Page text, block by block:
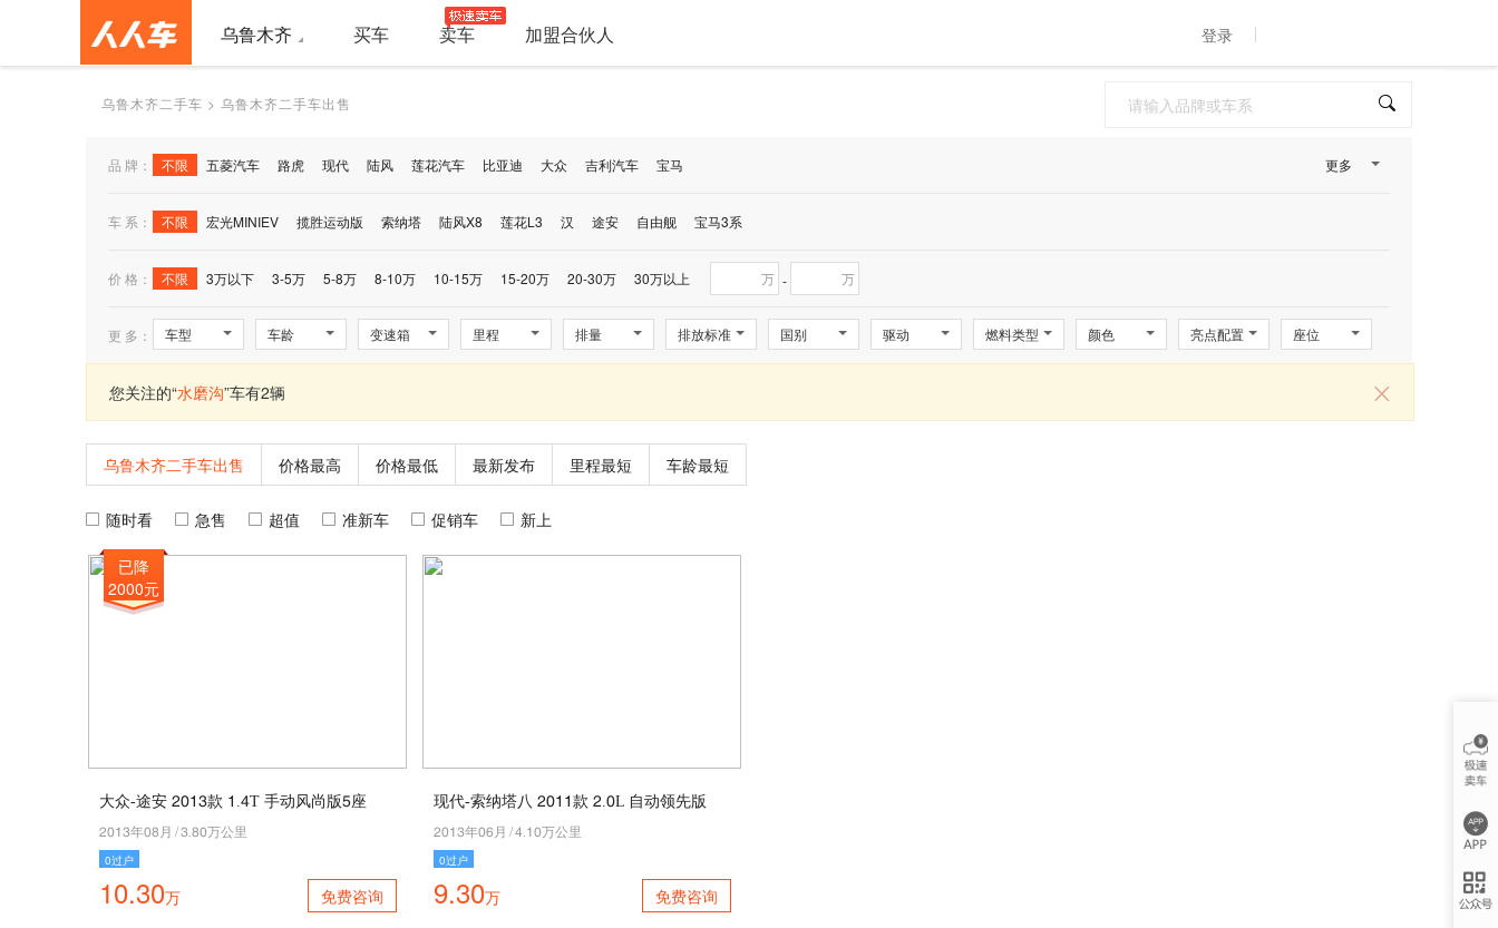
乌鲁木齐 买车 卖车 加盟合伙人 登录
乌鲁木齐二手车 > 乌鲁木齐二手车出售
品 牌： 不限 五菱汽车 路虎 现代 陆风 莲花汽车 比亚迪 大众 吉利汽车 宝马 更多
车 系： 不限 宏光MINIEV 揽胜运动版 索纳塔 陆风X8 莲花L3 汉 途安 自由舰 宝马3系
价 格： 不限 3万以下 3-5万 5-8万 8-10万 10-15万 15-20万 20-30万 30万以上 万 - 万
更 多： 车型 车龄 变速箱 里程 排量 排放标准 国别 驱动 燃料类型 颜色 亮点配置 座位
您关注的“水磨沟”车有2辆 
乌鲁木齐二手车出售 价格最高 价格最低 最新发布 里程最短 车龄最短
随时看 急售 超值 准新车 促销车 新上
已降
2000元
大众-途安 5043款 4.7T 手动风尚版1座
5043年09月 /3.90万公里
0过户
10.30万 免费咨询
现代-索纳塔八 5044款 5.0L 自动领先版
5043年02月 /7.40万公里
0过户
9.30万 免费咨询